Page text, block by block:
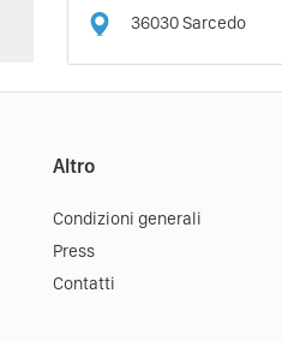
36030Sarcedo
Altro
Condizioni generali
Press
Contatti